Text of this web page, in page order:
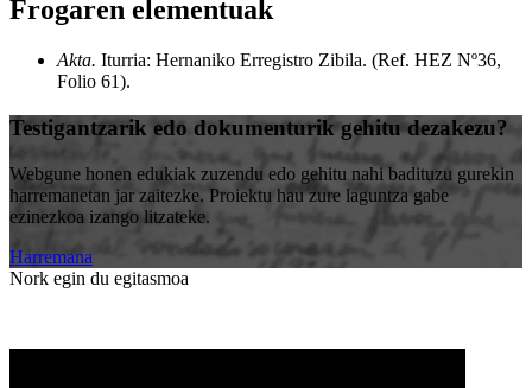
Frogaren elementuak
Akta. Iturria: Hernaniko Erregistro Zibila. (Ref. HEZ Nº36,
Folio 61).
Testigantzarik edo dokumenturik gehitu dezakezu?
Webgune honen edukiak zuzendu edo gehitu nahi badituzu gurekin
harremanetan jar zaitezke. Proiektu hau zure laguntza gabe
ezinezkoa izango litzateke.
Harremana
Nork egin du egitasmoa